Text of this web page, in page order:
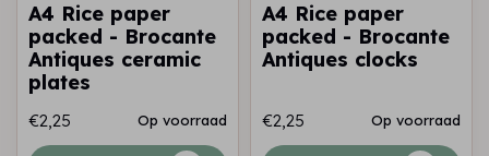
A4 Rice paper
packed - Brocante
Antiques ceramic
plates
€2,25 Op voorraad
A4 Rice paper
packed - Brocante
Antiques clocks
€2,25 Op voorraad